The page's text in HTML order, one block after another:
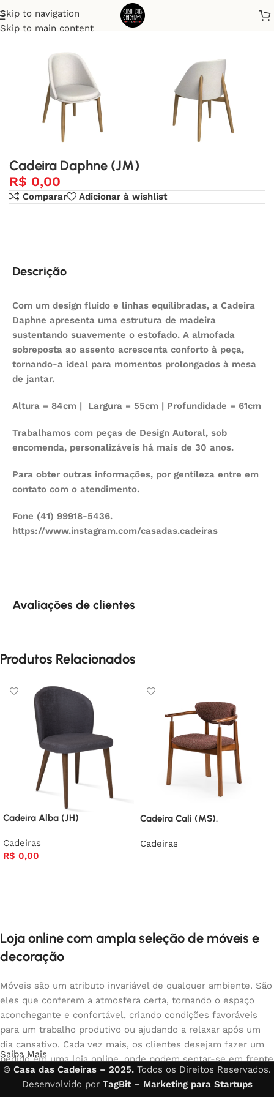
Skip to navigation
Skip to main content
Início Cadeiras
Cadeira Daphne (JM)
R$ 0,00
Comparar Adicionar à wishlist
Descrição
Com um design fluido e linhas equilibradas, a Cadeira
Daphne apresenta uma estrutura de madeira
sustentando suavemente o estofado. A almofada
sobreposta ao assento acrescenta conforto à peça,
tornando-a ideal para momentos prolongados à mesa
de jantar.
Altura = 84cm | Largura = 55cm | Profundidade = 61cm
Trabalhamos com peças de Design Autoral, sob
encomenda, personalizáveis há mais de 30 anos.
Para obter outras informações, por gentileza entre em
contato com o atendimento.
Fone (41) 99918-5436.
https://www.instagram.com/casadas.cadeiras
Avaliações de clientes
Produtos Relacionados
Cadeira Alba (JH)
Cadeiras
R$ 0,00
Cadeira Cali (MS).
Cadeiras
Loja online com ampla seleção de móveis e
decoração
Móveis são um atributo invariável de qualquer ambiente. São
eles que conferem a atmosfera certa, tornando o espaço
aconchegante e confortável, criando condições favoráveis
para um trabalho produtivo ou ajudando a relaxar após um
dia cansativo. Cada vez mais, os clientes desejam fazer um
pedido em uma loja online, onde podem sentar-se em frente
ao computador no seu tempo livre, organizar os móveis da
foto e comprar com tranquilidade os móveis que gostam. A
Saiba Mais
© Casa das Cadeiras – 2025. Todos os Direitos Reservados.
Desenvolvido por TagBit – Marketing para Startups